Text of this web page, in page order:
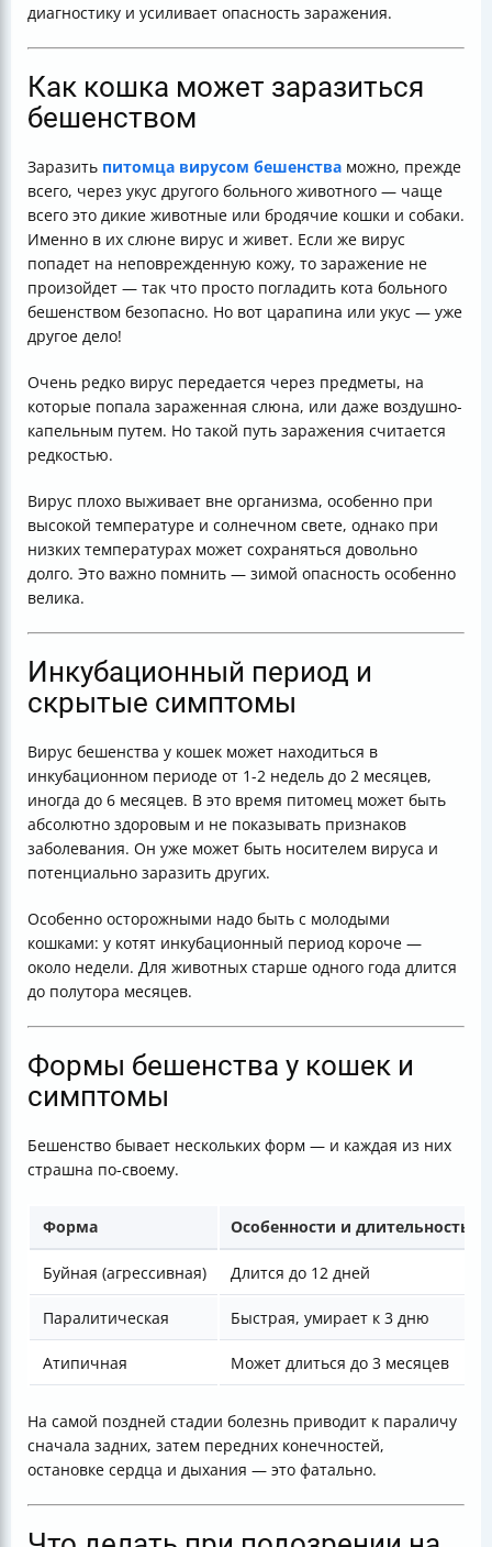
диагностику и усиливает опасность заражения.
Как кошка может заразиться
бешенством
Заразить питомца вирусом бешенства можно, прежде
всего, через укус другого больного животного — чаще
всего это дикие животные или бродячие кошки и собаки.
Именно в их слюне вирус и живет. Если же вирус
попадет на неповрежденную кожу, то заражение не
произойдет — так что просто погладить кота больного
бешенством безопасно. Но вот царапина или укус — уже
другое дело!
Очень редко вирус передается через предметы, на
которые попала зараженная слюна, или даже воздушно-
капельным путем. Но такой путь заражения считается
редкостью.
Вирус плохо выживает вне организма, особенно при
высокой температуре и солнечном свете, однако при
низких температурах может сохраняться довольно
долго. Это важно помнить — зимой опасность особенно
велика.
Инкубационный период и
скрытые симптомы
Вирус бешенства у кошек может находиться в
инкубационном периоде от 1-2 недель до 2 месяцев,
иногда до 6 месяцев. В это время питомец может быть
абсолютно здоровым и не показывать признаков
заболевания. Он уже может быть носителем вируса и
потенциально заразить других.
Особенно осторожными надо быть с молодыми
кошками: у котят инкубационный период короче —
около недели. Для животных старше одного года длится
до полутора месяцев.
Формы бешенства у кошек и
симптомы
Бешенство бывает нескольких форм — и каждая из них
страшна по-своему.
Форма Особенности и длительность
Буйная (агрессивная) Длится до 12 дней
Паралитическая Быстрая, умирает к 3 дню
Атипичная Может длиться до 3 месяцев
На самой поздней стадии болезнь приводит к параличу
сначала задних, затем передних конечностей,
остановке сердца и дыхания — это фатально.